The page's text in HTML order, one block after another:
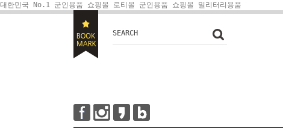
대한민국 No.1 군인용품 쇼핑몰 로티몰 군인용품 쇼핑몰 밀리터리용품
SEARCH